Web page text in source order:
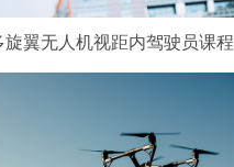
旋翼无人机视距内驾驶员课程